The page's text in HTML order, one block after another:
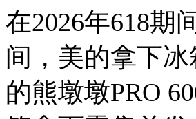
在2026年618期
间，美的拿下冰
的熊墩墩PRO